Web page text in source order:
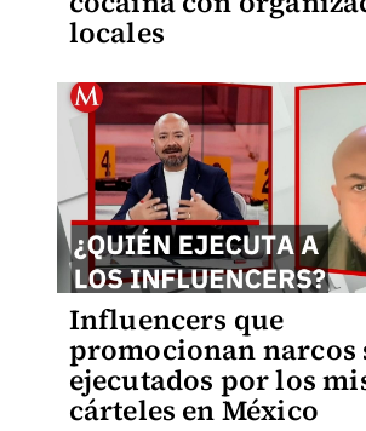
locales
Influencers que
promocionan narcos
ejecutados por los
cárteles en México